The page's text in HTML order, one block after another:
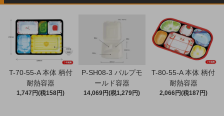
T-70-55-A 本体 柄付
耐熱容器
1,747円(税158円)
P-SH08-3 パルプモ
ールド容器
14,069円(税1,279円)
T-80-55-A 本体 柄付
耐熱容器
2,066円(税187円)